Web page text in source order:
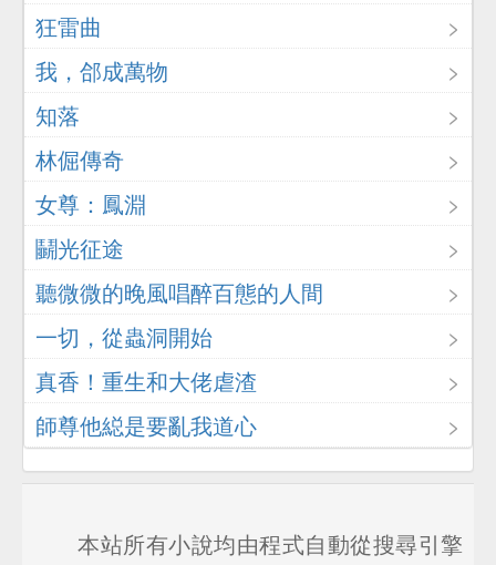
狂雷曲
我，郃成萬物
知落
林倔傳奇
女尊：鳳淵
鬭光征途
聽微微的晚風唱醉百態的人間
一切，從蟲洞開始
真香！重生和大佬虐渣
師尊他縂是要亂我道心
本站所有小說均由程式自動從搜尋引擎